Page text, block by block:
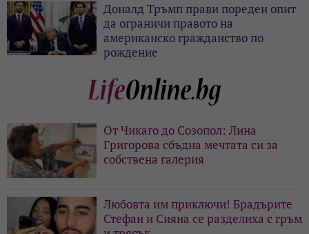
Доналд Тръмп прави пореден опит
да ограничи правото на
американско гражданство по
рождение
От Чикаго до Созопол: Лина
Григорова сбъдна мечтата си за
собствена галерия
Любовта им приключи! Брадърите
Стефан и Сияна се разделиха с гръм